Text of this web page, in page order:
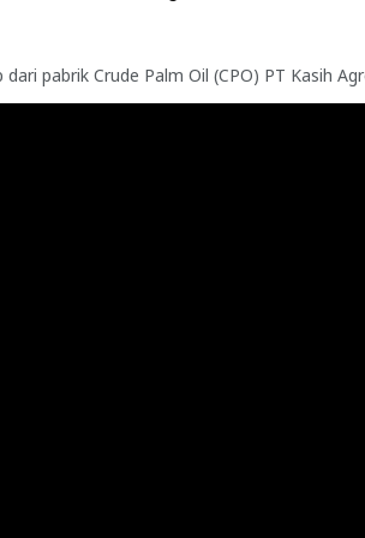
pabrik Crude Palm Oil (CPO) PT Kasih